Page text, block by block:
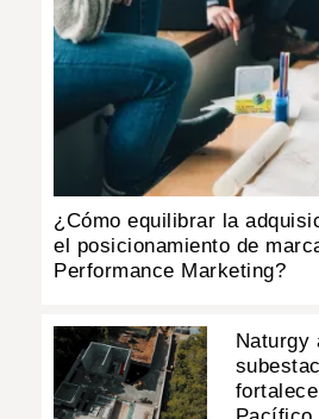
¿Cómo equilibrar la
el posicionamiento de
Performance Marketing?
Naturgy